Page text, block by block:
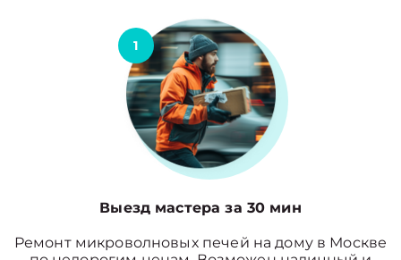
1
Выезд мастера за 30 мин
Ремонт микроволновых печей на дому в Москве